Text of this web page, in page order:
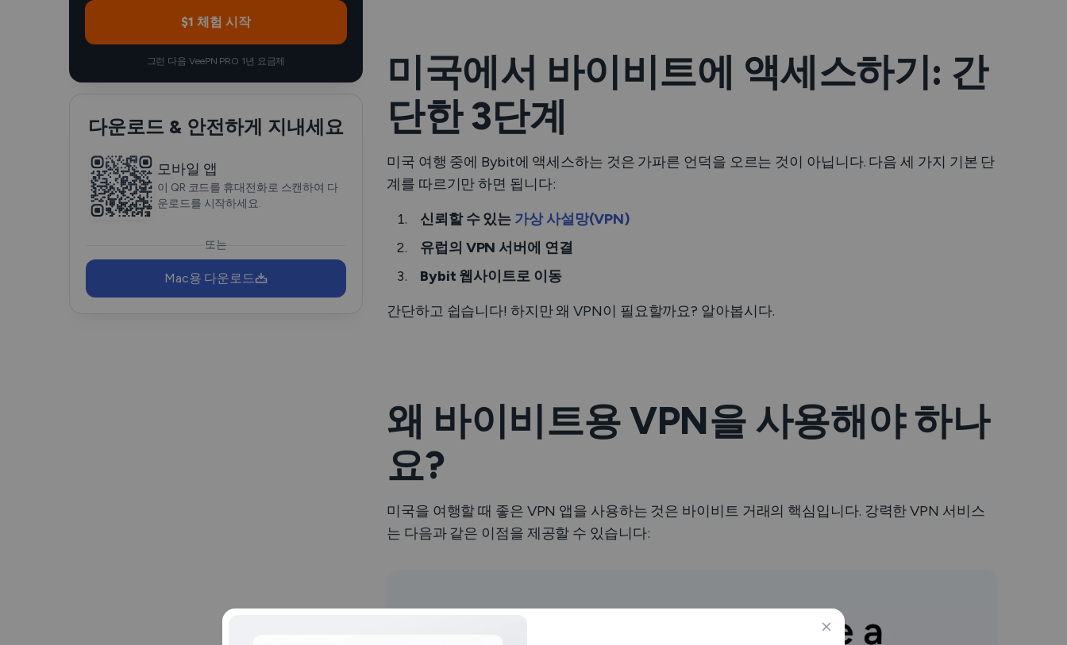
$1 체험 시작
그런 다음 VeePN PRO 1년 요금제
다운로드 & 안전하게 지내세요
모바일 앱
이 QR 코드를 휴대전화로 스캔하여 다
운로드를 시작하세요.
또는
Mac용 다운로드
미국에서 바이비트에 액세스하기: 간
단한 3단계
미국 여행 중에 Bybit에 액세스하는 것은 가파른 언덕을 오르는 것이 아닙니다. 다음 세 가지 기본 단
계를 따르기만 하면 됩니다:
신뢰할 수 있는 가상 사설망(VPN)
유럽의 VPN 서버에 연결
Bybit 웹사이트로 이동
간단하고 쉽습니다! 하지만 왜 VPN이 필요할까요? 알아봅시다.
왜 바이비트용 VPN을 사용해야 하나
요?
미국을 여행할 때 좋은 VPN 앱을 사용하는 것은 바이비트 거래의 핵심입니다. 강력한 VPN 서비스
는 다음과 같은 이점을 제공할 수 있습니다: